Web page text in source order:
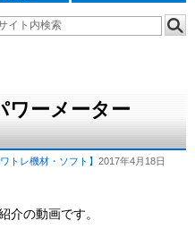
ワーメーター
ワトレ機材・ソフト】 2017年4月18日
介の動画です。